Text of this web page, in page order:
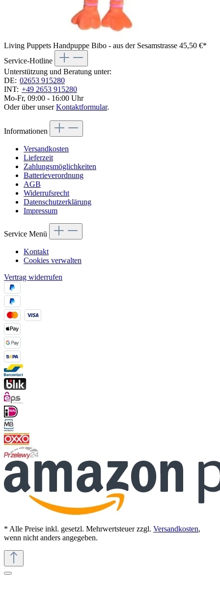
Living Puppets Handpuppe Bibo - aus der Sesamstrasse 45,50 €*
Service-Hotline
Unterstützung und Beratung unter:
DE: 02653 915280
INT: +49 2653 915280
Mo-Fr, 09:00 - 16:00 Uhr
Oder über unserKontaktformular.
Informationen
Versandkosten
Lieferzeit
Zahlungsmöglichkeiten
Batterieverordnung
AGB
Widerrufsrecht
Datenschutzerklärung
Impressum
Service Menü
Kontakt
Cookies verwalten
Vertrag widerrufen
* Alle Preise inkl. gesetzl. Mehrwertsteuer zzgl. Versandkosten,
wenn nicht anders angegeben.